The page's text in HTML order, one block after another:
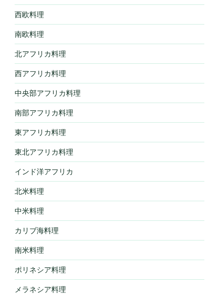
西欧料理
南欧料理
北アフリカ料理
西アフリカ料理
中央部アフリカ料理
南部アフリカ料理
東アフリカ料理
東北アフリカ料理
インド洋アフリカ
北米料理
中米料理
カリブ海料理
南米料理
ポリネシア料理
メラネシア料理